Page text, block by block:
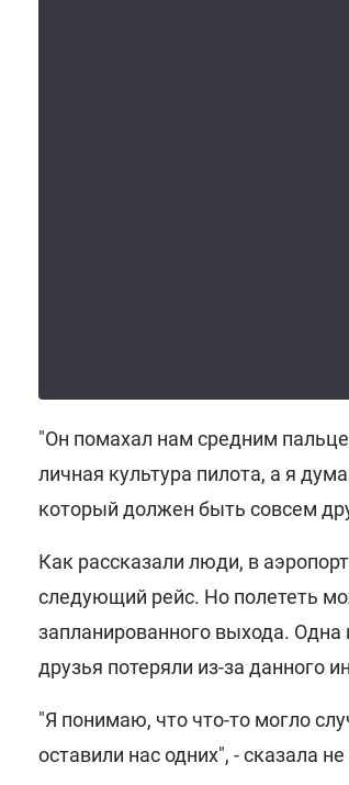
"Он помахал нам средним
личная культура пилота, а я
который должен быть совсем
Как рассказали люди, в
следующий рейс. Но полететь
запланированного выхода. Одна
друзья потеряли из-за данного
"Я понимаю, что что-то могло
оставили нас одних", - сказала